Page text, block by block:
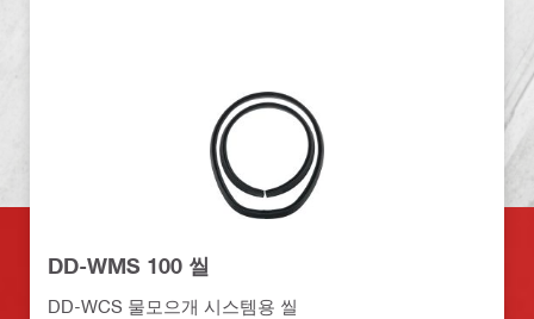
DD-WMS 100 씰
DD-WCS 물모으개 시스템용 씰